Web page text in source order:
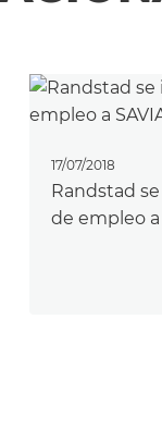
17/07/2018
Randstad
de empleo a